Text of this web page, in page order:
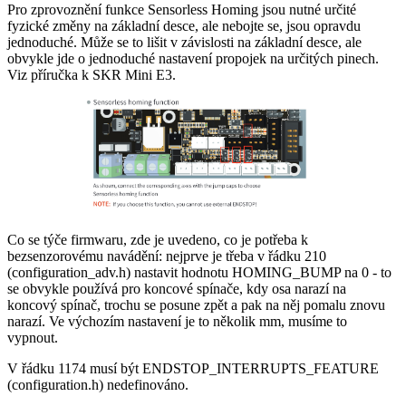
Pro zprovoznění funkce Sensorless Homing jsou nutné určité
fyzické změny na základní desce, ale nebojte se, jsou opravdu
jednoduché. Může se to lišit v závislosti na základní desce, ale
obvykle jde o jednoduché nastavení propojek na určitých pinech.
Viz příručka k SKR Mini E3.
Co se týče firmwaru, zde je uvedeno, co je potřeba k
bezsenzorovému navádění: nejprve je třeba v řádku 210
(configuration_adv.h) nastavit hodnotu HOMING_BUMP na 0 - to
se obvykle používá pro koncové spínače, kdy osa narazí na
koncový spínač, trochu se posune zpět a pak na něj pomalu znovu
narazí. Ve výchozím nastavení je to několik mm, musíme to
vypnout.
V řádku 1174 musí být ENDSTOP_INTERRUPTS_FEATURE
(configuration.h) nedefinováno.